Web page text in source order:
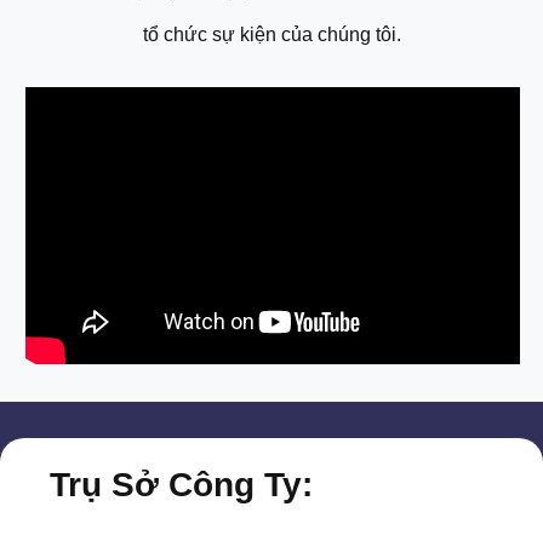
tổ chức sự kiện của chúng tôi.
Trụ Sở Công Ty: